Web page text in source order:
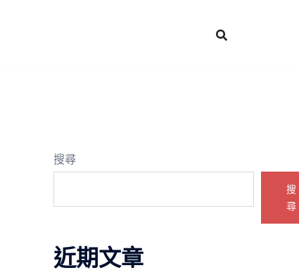
搜尋
搜
尋
近期文章